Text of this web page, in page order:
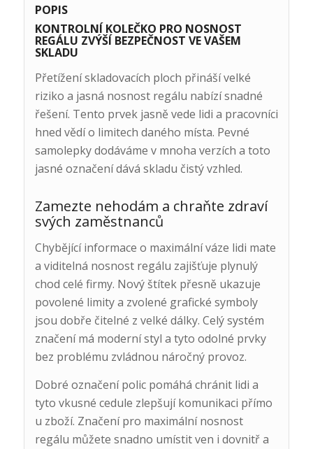
POPIS
KONTROLNÍ KOLEČKO PRO NOSNOST
REGÁLU ZVÝŠÍ BEZPEČNOST VE VAŠEM
SKLADU
Přetížení skladovacích ploch přináší velké
riziko a jasná nosnost regálu nabízí snadné
řešení. Tento prvek jasně vede lidi a pracovníci
hned vědí o limitech daného místa. Pevné
samolepky dodáváme v mnoha verzích a toto
jasné označení dává skladu čistý vzhled.
Zamezte nehodám a chraňte zdraví
svých zaměstnanců
Chybějící informace o maximální váze lidi mate
a viditelná nosnost regálu zajišťuje plynulý
chod celé firmy. Nový štítek přesně ukazuje
povolené limity a zvolené grafické symboly
jsou dobře čitelné z velké dálky. Celý systém
značení má moderní styl a tyto odolné prvky
bez problému zvládnou náročný provoz.
Dobré označení polic pomáhá chránit lidi a
tyto vkusné cedule zlepšují komunikaci přímo
u zboží. Značení pro maximální nosnost
regálu můžete snadno umístit ven i dovnitř a